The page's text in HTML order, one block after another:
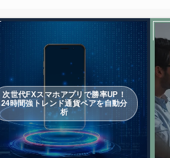
次世代FXスマホアプリで勝率UP！
24時間強トレンド通貨ペアを自動分
析